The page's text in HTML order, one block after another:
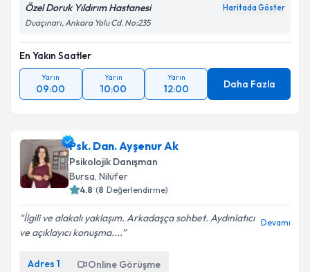
Özel Doruk Yıldırım Hastanesi Haritada Göster
Duaçınarı, Ankara Yolu Cd. No:235
En Yakın Saatler
Yarın
09:00
Yarın
10:00
Yarın
12:00 Daha Fazla
Psk. Dan. Ayşenur Ak
Psikolojik Danışman
Bursa, Nilüfer
4.8 (8 Değerlendirme)
İlgili ve alakalı yaklaşım. Arkadaşça sohbet. Aydınlatıcı
ve açıklayıcı konuşma....
Devamı
Adres 1 Online Görüşme